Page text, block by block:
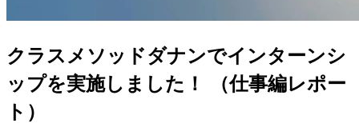
クラスメソッドダナンでインターンシ
ップを実施しました！ （仕事編レポー
ト）